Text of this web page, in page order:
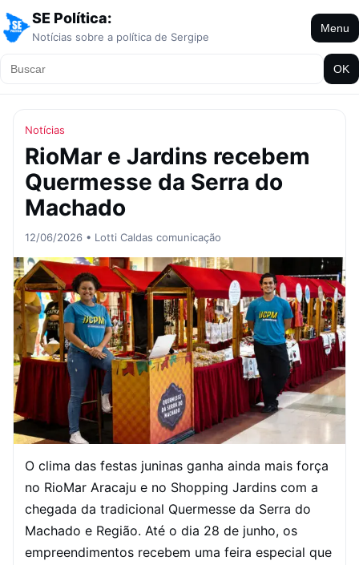
SE Política:
Notícias sobre a política de Sergipe
Menu
OK
Notícias
RioMar e Jardins recebem
Quermesse da Serra do
Machado
12/06/2026 • Lotti Caldas comunicação
O clima das festas juninas ganha ainda mais força
no RioMar Aracaju e no Shopping Jardins com a
chegada da tradicional Quermesse da Serra do
Machado e Região. Até o dia 28 de junho, os
empreendimentos recebem uma feira especial que